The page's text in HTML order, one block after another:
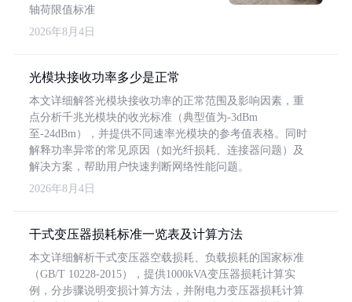
轴荷限值标准
2026年8月4日
光模块接收功率多少是正常
本文详细解答光模块接收功率的正常范围及影响因素，重
点分析千兆光模块的收光标准（典型值为-3dBm
至-24dBm），并提供不同速率光模块的参考值表格。同时
解释功率异常的常见原因（如光纤损耗、连接器问题）及
解决方案，帮助用户快速判断网络性能问题。
2026年8月4日
干式变压器损耗标准一览表及计算方法
本文详细解析干式变压器空载损耗、负载损耗的国家标准
（GB/T 10228-2015），提供1000kVA变压器损耗计算实
例，分步骤说明变损计算方法，并附电力变压器损耗计算